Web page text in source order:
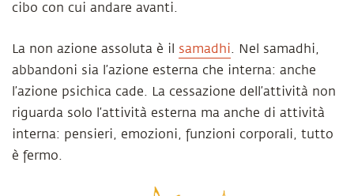
cibo con cui andare avanti.
La non azione assoluta è il samadhi. Nel samadhi,
abbandoni sia l’azione esterna che interna: anche
l’azione psichica cade. La cessazione dell’attività non
riguarda solo l’attività esterna ma anche di attività
interna: pensieri, emozioni, funzioni corporali, tutto
è fermo.